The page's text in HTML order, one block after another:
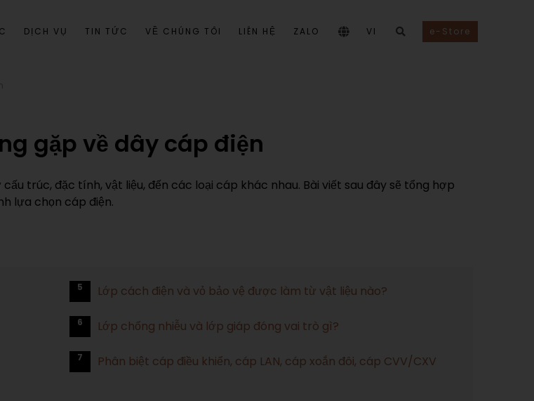
DỊCH VỤ TIN TỨC VỀ CHÚNG TÔI LIÊN HỆ ZALO VI e-Store
gặp về dây cáp điện
trúc, đặc tính, vật liệu, đến các loại cáp khác nhau. Bài viết sau đây sẽ tổng hợp
lựa chọn cáp điện.
5 Lớp cách điện và vỏ bảo vệ được làm từ vật liệu nào?
6 Lớp chống nhiễu và lớp giáp đóng vai trò gì?
7 Phân biệt cáp điều khiển, cáp LAN, cáp xoắn đôi, cáp CVV/CXV